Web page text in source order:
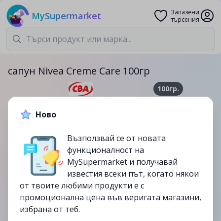
MySupermarket
Запазени
търсения
сапун Nivea Creme Care 100гр
100гр.
2.09лв.
Ново
Възползвай се от новата
функционалност на
MySupermarket и получавай
известия всеки път, когато някои
от твоите любими продукти е с
промоционална цена във веригата магазини,
избрана от теб.